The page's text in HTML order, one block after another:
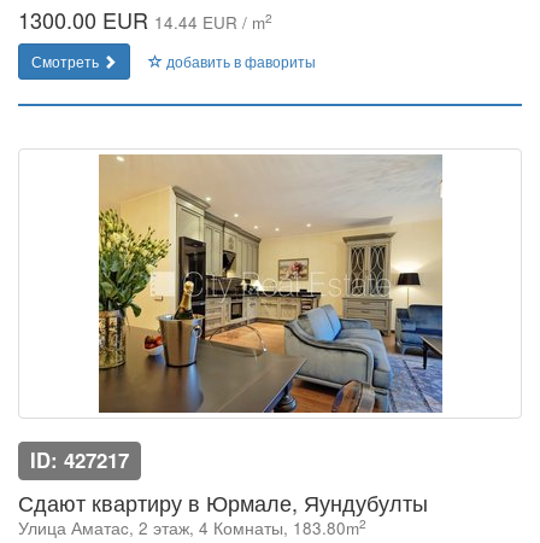
1300.00 EUR 14.44 EUR / m2
Смотреть добавить в фавориты
ID: 427217
Сдают квартиру в Юрмале, Яундубулты
Улица Аматаc, 2 этаж, 4 Комнаты, 183.80m2